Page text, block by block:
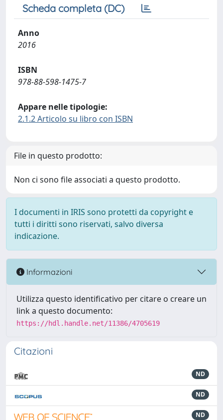
Scheda completa (DC)
Anno
2016
ISBN
978-88-598-1475-7
Appare nelle tipologie:
2.1.2 Articolo su libro con ISBN
File in questo prodotto:
Non ci sono file associati a questo prodotto.
I documenti in IRIS sono protetti da copyright e
tutti i diritti sono riservati, salvo diversa
indicazione.
Informazioni
Utilizza questo identificativo per citare o creare un
link a questo documento:
https://hdl.handle.net/11386/4705619
Citazioni
ND
ND
ND